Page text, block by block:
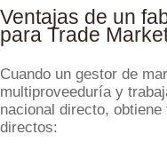
Ventajas de un
para Trade
Cuando un gestor de
multiproveeduría y
nacional directo,
directos: